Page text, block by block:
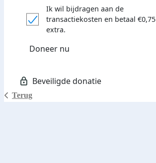
Donateurs bedankt
Terug
Ik wil bijdragen aan de
transactiekosten en betaal €0,75
extra.
Doneer nu